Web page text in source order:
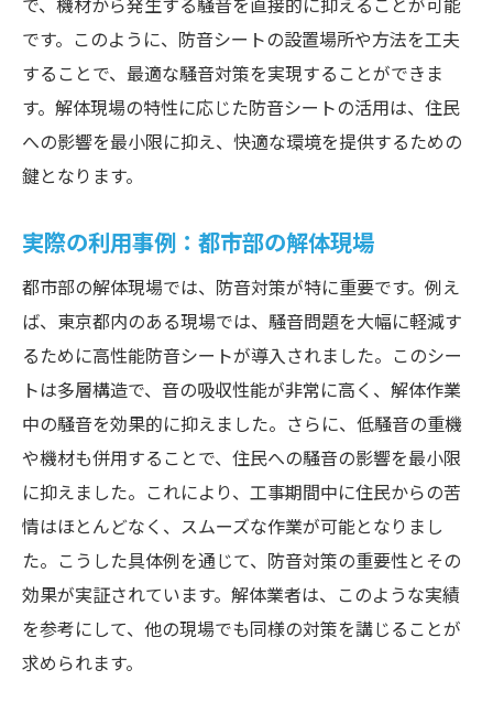
で、機材から発生する騒音を直接的に抑えることが可能
です。このように、防音シートの設置場所や方法を工夫
することで、最適な騒音対策を実現することができま
す。解体現場の特性に応じた防音シートの活用は、住民
への影響を最小限に抑え、快適な環境を提供するための
鍵となります。
実際の利用事例：都市部の解体現場
都市部の解体現場では、防音対策が特に重要です。例え
ば、東京都内のある現場では、騒音問題を大幅に軽減す
るために高性能防音シートが導入されました。このシー
トは多層構造で、音の吸収性能が非常に高く、解体作業
中の騒音を効果的に抑えました。さらに、低騒音の重機
や機材も併用することで、住民への騒音の影響を最小限
に抑えました。これにより、工事期間中に住民からの苦
情はほとんどなく、スムーズな作業が可能となりまし
た。こうした具体例を通じて、防音対策の重要性とその
効果が実証されています。解体業者は、このような実績
を参考にして、他の現場でも同様の対策を講じることが
求められます。